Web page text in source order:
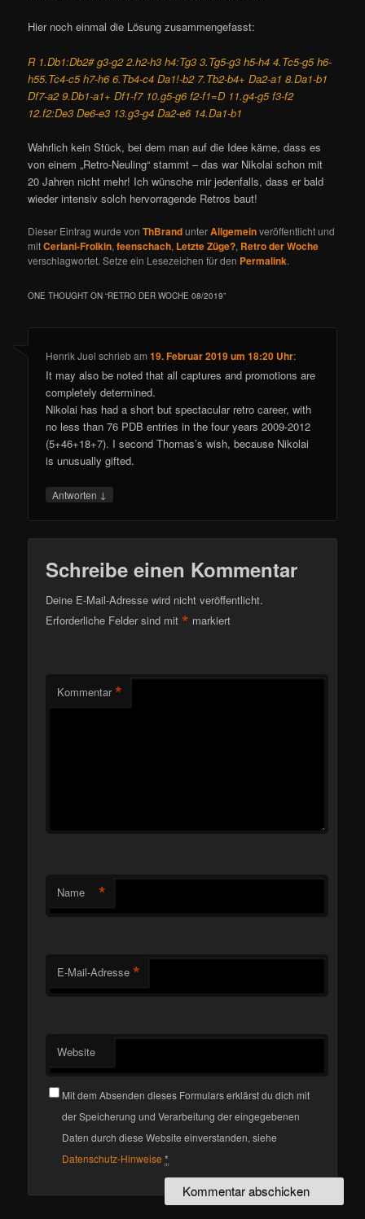
Hier noch einmal die Lösung zusammengefasst:
R 1.Db1:Db2# g3-g2 2.h2-h3 h4:Tg3 3.Tg5-g3 h5-h4 4.Tc5-g5 h6-
h55.Tc4-c5 h7-h6 6.Tb4-c4 Da1!-b2 7.Tb2-b4+ Da2-a1 8.Da1-b1
Df7-a2 9.Db1-a1+ Df1-f7 10.g5-g6 f2-f1=D 11.g4-g5 f3-f2
12.f2:De3 De6-e3 13.g3-g4 Da2-e6 14.Da1-b1
Wahrlich kein Stück, bei dem man auf die Idee käme, dass es
von einem „Retro-Neuling“ stammt – das war Nikolai schon mit
20 Jahren nicht mehr! Ich wünsche mir jedenfalls, dass er bald
wieder intensiv solch hervorragende Retros baut!
Dieser Eintrag wurde vonThBrandunterAllgemeinveröffentlicht und
mitCeriani-Frolkin,feenschach, Letzte Züge?, Retro der Woche
verschlagwortet. Setze ein Lesezeichen für den Permalink.
ONE THOUGHT ON “RETRO DER WOCHE 08/2019”
Henrik Juel schriebam19. Februar 2019 um 18:20 Uhr:
It may also be noted that all captures and promotions are
completely determined.
Nikolai has had a short but spectacular retro career, with
no less than 76 PDB entries in the four years 2009-2012
(5+46+18+7). I second Thomas’s wish, because Nikolai
is unusually gifted.
Antworten ↓
Schreibe einen Kommentar
Deine E-Mail-Adresse wird nicht veröffentlicht.
Erforderliche Felder sind mit* markiert
Kommentar *
Name *
E-Mail-Adresse *
Website
Mit dem Absenden dieses Formulars erklärst du dich mit
der Speicherung und Verarbeitung der eingegebenen
Daten durch diese Website einverstanden, siehe
Datenschutz-Hinweise *